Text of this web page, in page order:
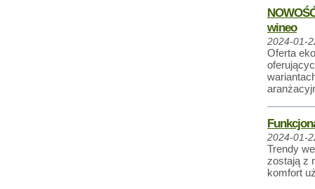
wineo
2024-01-
Oferta
2024-01-
Trendy
zostają z
komfort